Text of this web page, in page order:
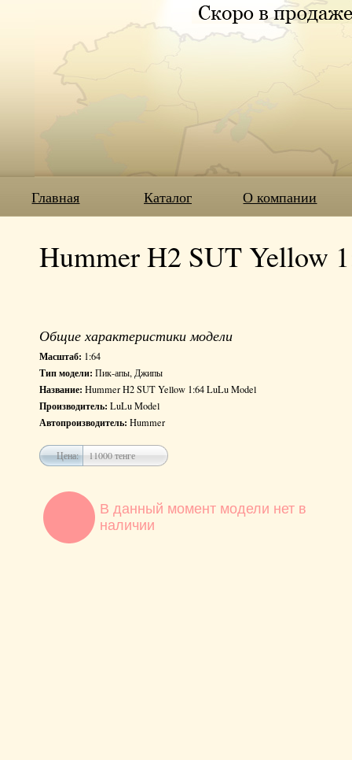
Главная Каталог О компании
Hummer H2 SUT Yellow
Общие характеристики модели
Масштаб: 1:64
Тип модели: Пик-апы, Джипы
Название: Hummer H2 SUT Yellow 1:64 LuLu Model
Производитель: LuLu Model
Автопроизводитель: Hummer
Цена: 11000 тенге
В данный момент модели нет в
наличии